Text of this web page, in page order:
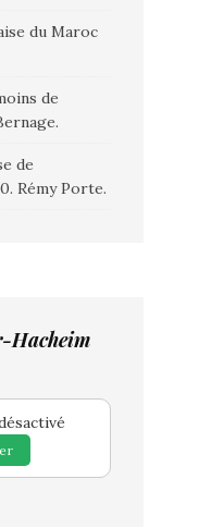
du Maroc
de
de
Rémy Porte.
Hacheim